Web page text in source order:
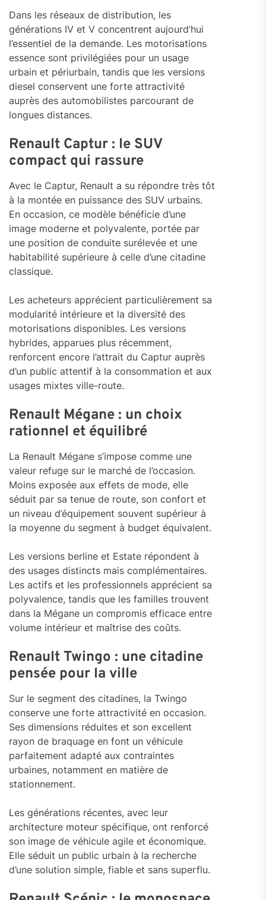
Dans les réseaux de distribution, les
générations IV et V concentrent aujourd’hui
l’essentiel de la demande. Les motorisations
essence sont privilégiées pour un usage
urbain et périurbain, tandis que les versions
diesel conservent une forte attractivité
auprès des automobilistes parcourant de
longues distances.
Renault Captur : le SUV
compact qui rassure
Avec le Captur, Renault a su répondre très tôt
à la montée en puissance des SUV urbains.
En occasion, ce modèle bénéficie d’une
image moderne et polyvalente, portée par
une position de conduite surélevée et une
habitabilité supérieure à celle d’une citadine
classique.
Les acheteurs apprécient particulièrement sa
modularité intérieure et la diversité des
motorisations disponibles. Les versions
hybrides, apparues plus récemment,
renforcent encore l’attrait du Captur auprès
d’un public attentif à la consommation et aux
usages mixtes ville-route.
Renault Mégane : un choix
rationnel et équilibré
La Renault Mégane s’impose comme une
valeur refuge sur le marché de l’occasion.
Moins exposée aux effets de mode, elle
séduit par sa tenue de route, son confort et
un niveau d’équipement souvent supérieur à
la moyenne du segment à budget équivalent.
Les versions berline et Estate répondent à
des usages distincts mais complémentaires.
Les actifs et les professionnels apprécient sa
polyvalence, tandis que les familles trouvent
dans la Mégane un compromis efficace entre
volume intérieur et maîtrise des coûts.
Renault Twingo : une citadine
pensée pour la ville
Sur le segment des citadines, la Twingo
conserve une forte attractivité en occasion.
Ses dimensions réduites et son excellent
rayon de braquage en font un véhicule
parfaitement adapté aux contraintes
urbaines, notamment en matière de
stationnement.
Les générations récentes, avec leur
architecture moteur spécifique, ont renforcé
son image de véhicule agile et économique.
Elle séduit un public urbain à la recherche
d’une solution simple, fiable et sans superflu.